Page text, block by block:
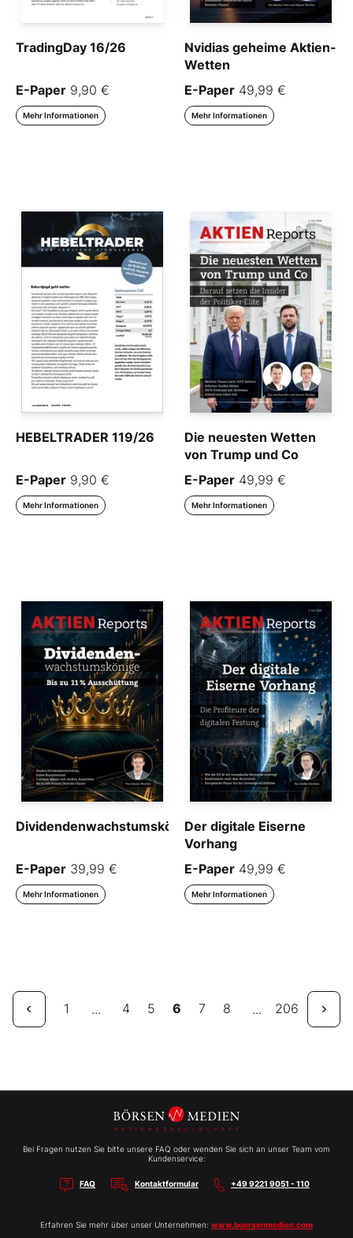
TradingDay 16/26
E-Paper 9,90 €
Mehr Informationen
Nvidias geheime Aktien-
Wetten
E-Paper 49,99 €
Mehr Informationen
HEBELTRADER 119/26
E-Paper 9,90 €
Mehr Informationen
Die neuesten Wetten
von Trump und Co
E-Paper 49,99 €
Mehr Informationen
Dividendenwachstumskönige
E-Paper 39,99 €
Mehr Informationen
Der digitale Eiserne
Vorhang
E-Paper 49,99 €
Mehr Informationen
1 ... 4 5 6 7 8 ... 206
Bei Fragen nutzen Sie bitte unsere FAQ oder wenden Sie sich an unser Team vom
Kundenservice:
FAQ Kontaktformular +49 9221 9051 - 110
Erfahren Sie mehr über unser Unternehmen: www.boersenmedien.com